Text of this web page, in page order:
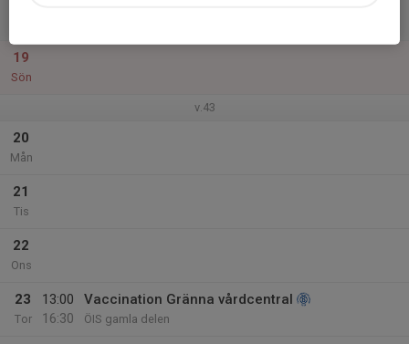
19
Sön
v.43
20
Mån
21
Tis
22
Ons
23
Tor
13:00
16:30
Vaccination Gränna vårdcentral
ÖIS gamla delen